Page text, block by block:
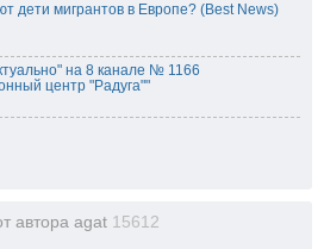
дети мигрантов в Европе? (Best News)
на 8 канале № 1166
центр "Радуга""
автора agat 15612